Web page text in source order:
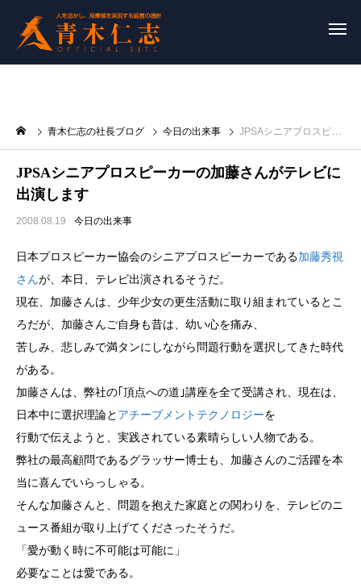
青木仁志の社長ブログ 今日の出来事 JPSAシニアプロスピーカーの加藤さんがテレビに出演します
JPSAシニアプロスピーカーの加藤さんがテレビに
出演します
2008.08.19 今日の出来事
日本プロスピーカー協会のシニアプロスピーカーである加藤秀視
さんが、本日、テレビ出演されるそうだ。
現在、加藤さんは、少年少女の更生活動に取り組まれているとこ
ろだが、加藤さんご自身も昔は、幼い心を痛み、
苦しみ、悲しみで満タンにしながら問題行動を選択してきた時代
がある。
加藤さんは、弊社の｢頂点への道｣講座を全て受講され、現在は、
日本中に選択理論と アチーブメントテクノロジーを
行動で伝えようと、実践されている素晴らしい人物である。
弊社の最高顧問であるグラッサー博士も、加藤さんのご活躍を本
当に喜んでいらっしゃる。
そんな加藤さんと、問題を抱えた家庭との関わりを、テレビのニ
ュース番組が取り上げてくださったそうだ。
「愛が動く時に不可能は可能に」
必要なことは愛である。